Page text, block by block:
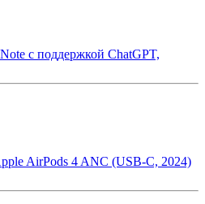
с поддержкой ChatGPT,
AirPods 4 ANC (USB-C, 2024)